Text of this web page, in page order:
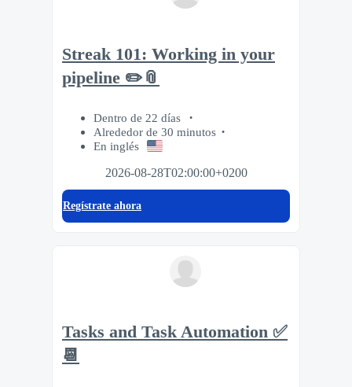
Streak 101: Working in your
pipeline ✏️📎
Dentro de 22 días
Alrededor de 30 minutos
En inglés
2026-08-28T02:00:00+0200
Regístrate ahora
Tasks and Task Automation ✅
📆